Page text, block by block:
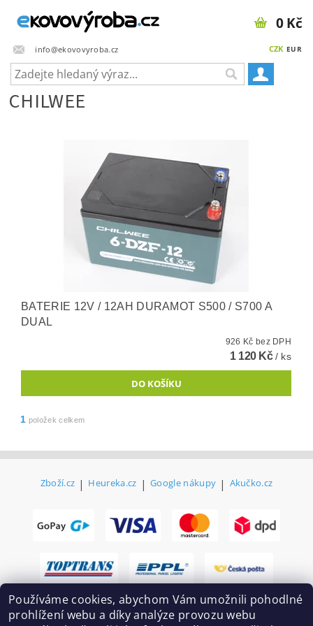
info@ekovovyroba.cz CZK EUR
0 Kč
CHILWEE
BATERIE 12V / 12AH DURAMOT S500 / S700 A
DUAL
926 Kč bez DPH
1 120 Kč/ ks
1 položek celkem
Zboží.cz | Heureka.cz | Google nákupy | Akučko.cz
Používáme cookies, abychom Vám umožnili pohodlné
prohlížení webu a díky analýze provozu webu